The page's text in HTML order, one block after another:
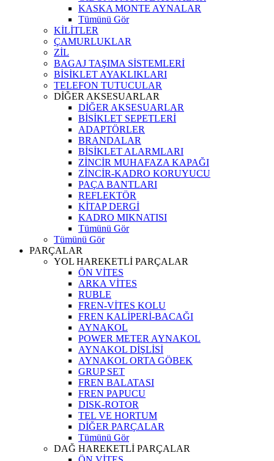
KASKA MONTE AYNALAR
Tümünü Gör
KİLİTLER
ÇAMURLUKLAR
ZİL
BAGAJ TAŞIMA SİSTEMLERİ
BİSİKLET AYAKLIKLARI
TELEFON TUTUCULAR
DİĞER AKSESUARLAR
DİĞER AKSESUARLAR
BİSİKLET SEPETLERİ
ADAPTÖRLER
BRANDALAR
BİSİKLET ALARMLARI
ZİNCİR MUHAFAZA KAPAĞI
ZİNCİR-KADRO KORUYUCU
PAÇA BANTLARI
REFLEKTÖR
KİTAP DERGİ
KADRO MIKNATISI
Tümünü Gör
Tümünü Gör
PARÇALAR
YOL HAREKETLİ PARÇALAR
ÖN VİTES
ARKA VİTES
RUBLE
FREN-VİTES KOLU
FREN KALİPERİ-BACAĞI
AYNAKOL
POWER METER AYNAKOL
AYNAKOL DİŞLİSİ
AYNAKOL ORTA GÖBEK
GRUP SET
FREN BALATASI
FREN PAPUCU
DISK-ROTOR
TEL VE HORTUM
DİĞER PARÇALAR
Tümünü Gör
DAĞ HAREKETLİ PARÇALAR